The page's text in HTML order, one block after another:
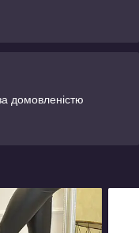
домовленістю